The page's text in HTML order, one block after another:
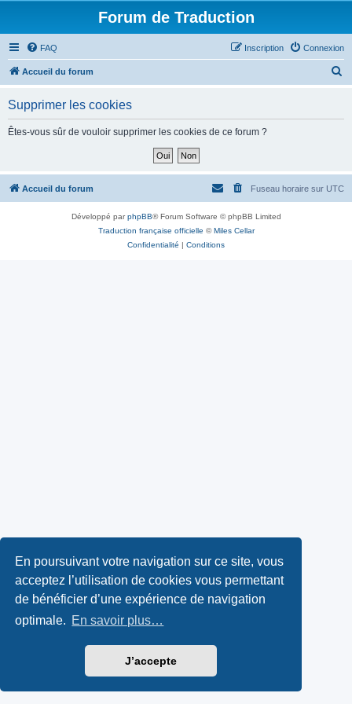
En poursuivant votre navigation sur ce site, vous
acceptez l’utilisation de cookies vous permettant
de bénéficier d’une expérience de navigation
optimale. En savoir plus…
J’accepte
Forum de Traduction
FAQ Connexion
Inscription
Accueil du forum
h
Supprimer les cookies
Êtes-vous sûr de vouloir supprimer les cookies de ce forum ?
Accueil du forum Fuseau horaire sur UTC
Développé parphpBB® Forum Software © phpBB Limited
Traduction française officielle ©Miles Cellar
Confidentialité | Conditions